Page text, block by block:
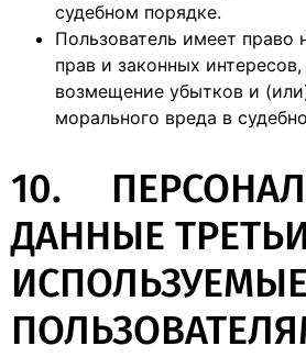
судебном порядке.
Пользователь имеет право
прав и законных
возмещение убытков и
морального вреда в
10.
ДАННЫЕ
ИСПОЛЬЗУЕМЫЕ